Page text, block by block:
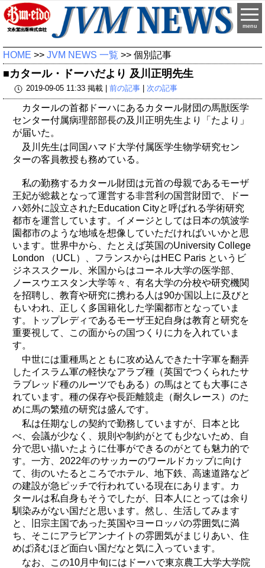
menu
HOME >> JVM NEWS 一覧 >> 個別記事
■カタール・ドーハだより 及川正明先生
2019-09-05 11:33 掲載 | 前の記事| 次の記事
カタールの首都ドーハにあるカタール財団の馬獣医学
センター付属病理部部長の及川正明先生より「たより」
が届いた。
及川先生は同国ハマド大学付属医学生物学研究セン
ターの客員教授も務めている。
私の勤務するカタール財団は元首の母親であるモーザ
王妃が総裁となって運営する非営利の国営財団で、ドー
ハ郊外に設立されたEducation Cityと呼ばれる学術研究
都市を運営しています。イメージとしては日本の筑波学
園都市のような地域を想像していただければいいかと思
います。世界中から、たとえば英国のUniversity College
London （UCL）、フランスからはHEC Paris というビ
ジネススクール、米国からはコーネル大学の医学部、
ノースウエスタン大学等々、有名大学の分校や研究機関
を招聘し、教育や研究に携わる人は90か国以上に及びと
もいわれ、正しく多国籍化した学園都市となっていま
す。トップレディであるモーザ王妃自身は教育と研究を
重要視して、この面からの国つくりに力を入れていま
す。
中世には重種馬とともに攻め込んできた十字軍を翻弄
したイスラム軍の軽快なアラブ種（英国でつくられたサ
ラブレッド種のルーツでもある）の馬はとても大事にさ
れています。種の保存や長距離競走（耐久レース）のた
めに馬の繁殖の研究は盛んです。
私は任期なしの契約で勤務していますが、日本と比
べ、会議が少なく、規則や制約がとても少ないため、自
分で思い描いたように仕事ができるのがとても魅力的で
す。一方、2022年のサッカーのワールドカップに向け
て、街のいたるところでホテル、地下鉄、高速道路など
の建設が急ピッチで行われている現在にあります。カ
タールは私自身もそうでしたが、日本人にとっては余り
馴染みがない国だと思います。然し、生活してみます
と、旧宗主国であった英国やヨーロッパの雰囲気に満
ち、そこにアラビアンナイトの雰囲気がまじりあい、住
めば済むほど面白い国だなと気に入っています。
なお、この10月中旬にはドーハで東京農工大学大学院